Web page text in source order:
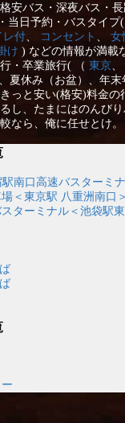
安バス・深夜バス・
当日予約・バスタイプ(
レ付 コンセント 女
け ) などの情報が満載
・卒業旅行( （ 東京
夏休み（お盆）、年
っと安い(格安)料金の
し、たまにはのんび
なら、俺に任せとけ。
南口高速バスターミ
＜東京駅 八重洲南口＞
ターミナル＜池袋駅東